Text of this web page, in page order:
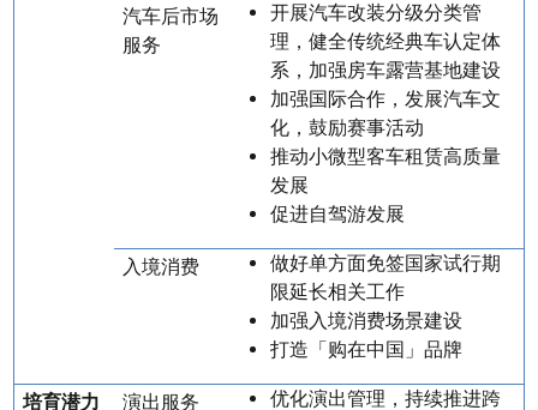
汽车后市场
服务
开展汽车改装分级分类管
理，健全传统经典车认定体
系，加强房车露营基地建设
加强国际合作，发展汽车文
化，鼓励赛事活动
推动小微型客车租赁高质量
发展
促进自驾游发展
入境消费
做好单方面免签国家试行期
限延长相关工作
加强入境消费场景建设
打造「购在中国」品牌
培育潜力 演出服务 优化演出管理，持续推进跨